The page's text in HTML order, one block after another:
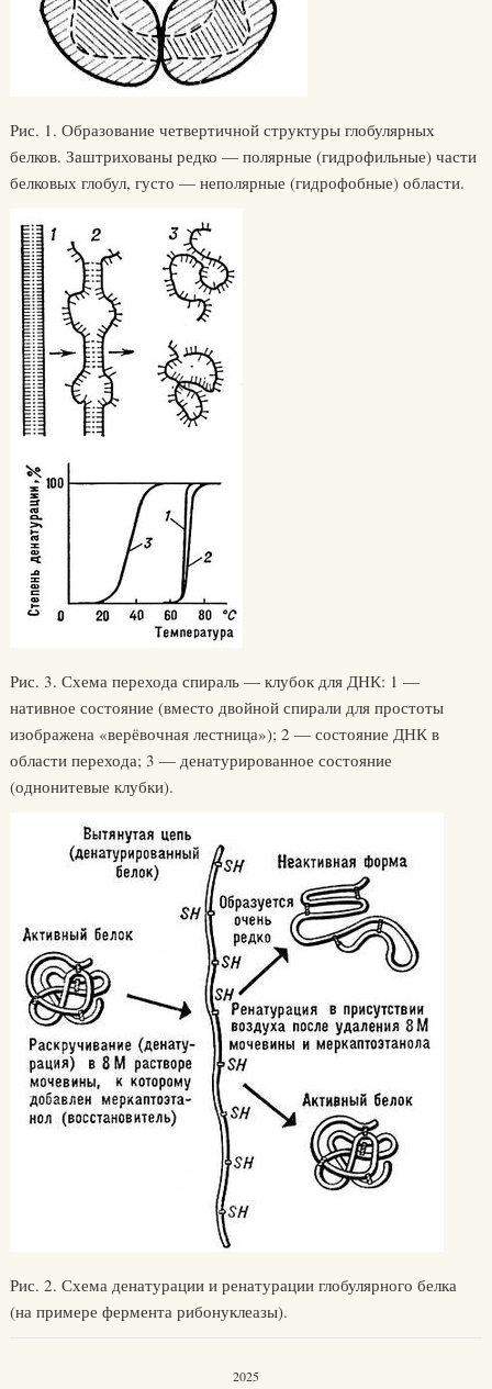
Рис. 1. Образование четвертичной структуры глобулярных
белков. Заштрихованы редко — полярные (гидрофильные) части
белковых глобул, густо — неполярные (гидрофобные) области.
Рис. 3. Схема перехода спираль — клубок для ДНК: 1 —
нативное состояние (вместо двойной спирали для простоты
изображена «верёвочная лестница»); 2 — состояние ДНК в
области перехода; 3 — денатурированное состояние
(однонитевые клубки).
Рис. 2. Схема денатурации и ренатурации глобулярного белка
(на примере фермента рибонуклеазы).
2025